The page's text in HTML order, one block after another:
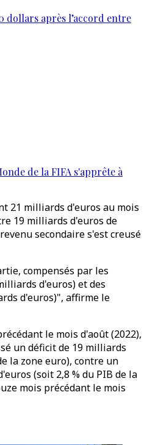
dollars après l’accord entre
de la FIFA s'apprête à
21 milliards d'euros au mois
19 milliards d'euros de
secondaire s'est creusé
compensés par les
d'euros) et des
d'euros)", affirme le
le mois d'août (2022),
un déficit de 19 milliards
la zone euro), contre un
(soit 2,8 % du PIB de la
mois précédant le mois